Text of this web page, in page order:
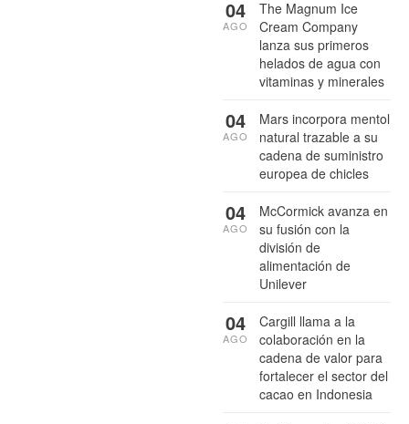
The Magnum Ice
Cream Company
lanza sus primeros
helados de agua con
vitaminas y minerales
04
AGO
Mars incorpora mentol
natural trazable a su
cadena de suministro
europea de chicles
04
AGO
McCormick avanza en
su fusión con la
división de
alimentación de
Unilever
04
AGO
Cargill llama a la
colaboración en la
cadena de valor para
fortalecer el sector del
cacao en Indonesia
04
AGO